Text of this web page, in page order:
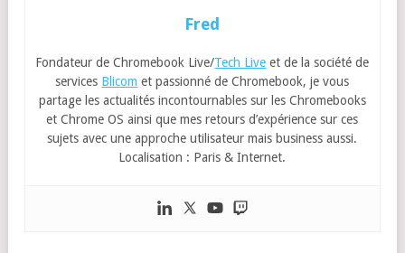
Fred
Fondateur de Chromebook Live/Tech Live et de la société de
services Blicom et passionné de Chromebook, je vous
partage les actualités incontournables sur les Chromebooks
et Chrome OS ainsi que mes retours d’expérience sur ces
sujets avec une approche utilisateur mais business aussi.
Localisation : Paris & Internet.